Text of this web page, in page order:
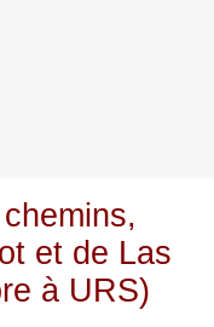
et de Las
à URS)